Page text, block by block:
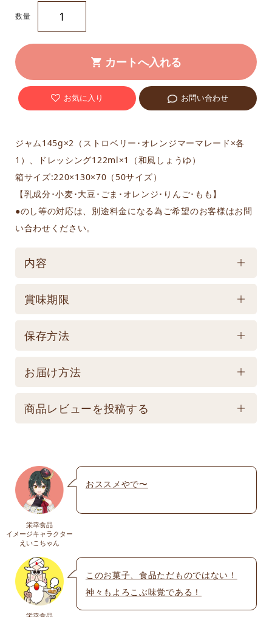
ジャム145g×2（ストロベリー･オレンジマーマレード×各
1）、ドレッシング122ml×1（和風しょうゆ）
箱サイズ:220×130×70（50サイズ）
【乳成分･小麦･大豆･ごま･オレンジ･りんご･もも】
●のし等の対応は、別途料金になる為ご希望のお客様はお問
い合わせください。
数量
お気に入り お問い合わせ
内容
ケース／入数
賞味期限
賞味期限
お届け商品とは異なります。】
保存方法
保存方法
保存は避けてください。
お届け方法
配送方法
発送となります。 ☆画像はイメージとなり変更にな
る為現物を優先してください。 ※人気商品の為、急
遽完売になります。ご容赦下さい。
送料
商品レビューを投稿する
名前 ※
メール※
栄幸食品
イメージキャラクター
えいこちゃん
おススメやで〜
このお菓子、食品ただものではない！
神々もよろこぶ味覚である！